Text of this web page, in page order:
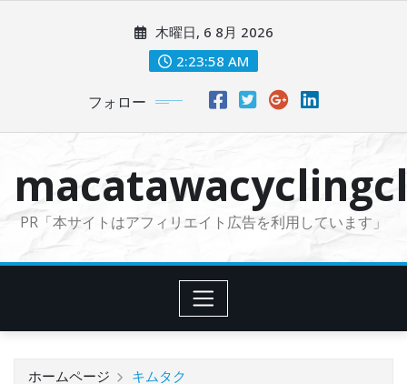
に
木曜日, 6 8月 2026
2:23:59 AM
フォロー
PR「本サイトはアフィリエイト広告を利用しています」
ホームページ キムタク